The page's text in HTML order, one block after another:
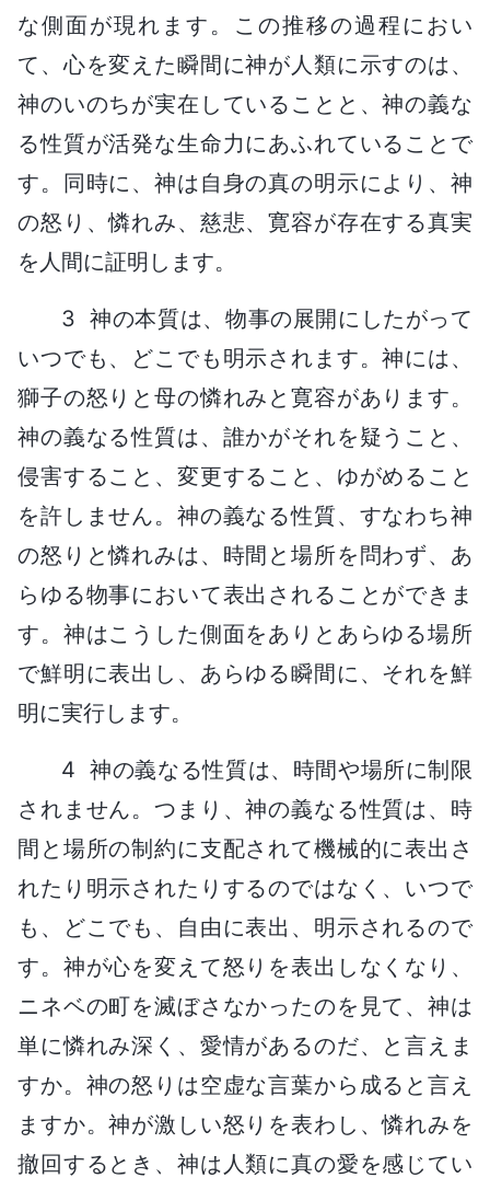
な側面が現れます。この推移の過程におい
て、心を変えた瞬間に神が人類に示すのは、
神のいのちが実在していることと、神の義な
る性質が活発な生命力にあふれていることで
す。同時に、神は自身の真の明示により、神
の怒り、憐れみ、慈悲、寛容が存在する真実
を人間に証明します。
3 神の本質は、物事の展開にしたがって
いつでも、どこでも明示されます。神には、
獅子の怒りと母の憐れみと寛容があります。
神の義なる性質は、誰かがそれを疑うこと、
侵害すること、変更すること、ゆがめること
を許しません。神の義なる性質、すなわち神
の怒りと憐れみは、時間と場所を問わず、あ
らゆる物事において表出されることができま
す。神はこうした側面をありとあらゆる場所
で鮮明に表出し、あらゆる瞬間に、それを鮮
明に実行します。
4 神の義なる性質は、時間や場所に制限
されません。つまり、神の義なる性質は、時
間と場所の制約に支配されて機械的に表出さ
れたり明示されたりするのではなく、いつで
も、どこでも、自由に表出、明示されるので
す。神が心を変えて怒りを表出しなくなり、
ニネベの町を滅ぼさなかったのを見て、神は
単に憐れみ深く、愛情があるのだ、と言えま
すか。神の怒りは空虚な言葉から成ると言え
ますか。神が激しい怒りを表わし、憐れみを
撤回するとき、神は人類に真の愛を感じてい